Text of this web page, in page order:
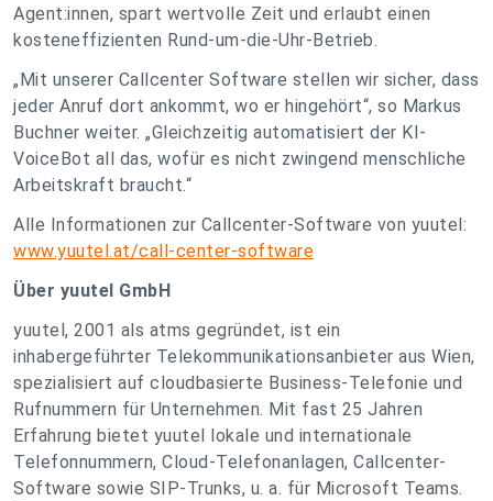
Agent:innen, spart wertvolle Zeit und erlaubt einen
kosteneffizienten Rund-um-die-Uhr-Betrieb.
„Mit unserer Callcenter Software stellen wir sicher, dass
jeder Anruf dort ankommt, wo er hingehört“, so Markus
Buchner weiter. „Gleichzeitig automatisiert der KI-
VoiceBot all das, wofür es nicht zwingend menschliche
Arbeitskraft braucht.“
Alle Informationen zur Callcenter-Software von yuutel:
www.yuutel.at/call-center-software
Über yuutel GmbH
yuutel, 2001 als atms gegründet, ist ein
inhabergeführter Telekommunikationsanbieter aus Wien,
spezialisiert auf cloudbasierte Business-Telefonie und
Rufnummern für Unternehmen. Mit fast 25 Jahren
Erfahrung bietet yuutel lokale und internationale
Telefonnummern, Cloud-Telefonanlagen, Callcenter-
Software sowie SIP-Trunks, u. a. für Microsoft Teams.